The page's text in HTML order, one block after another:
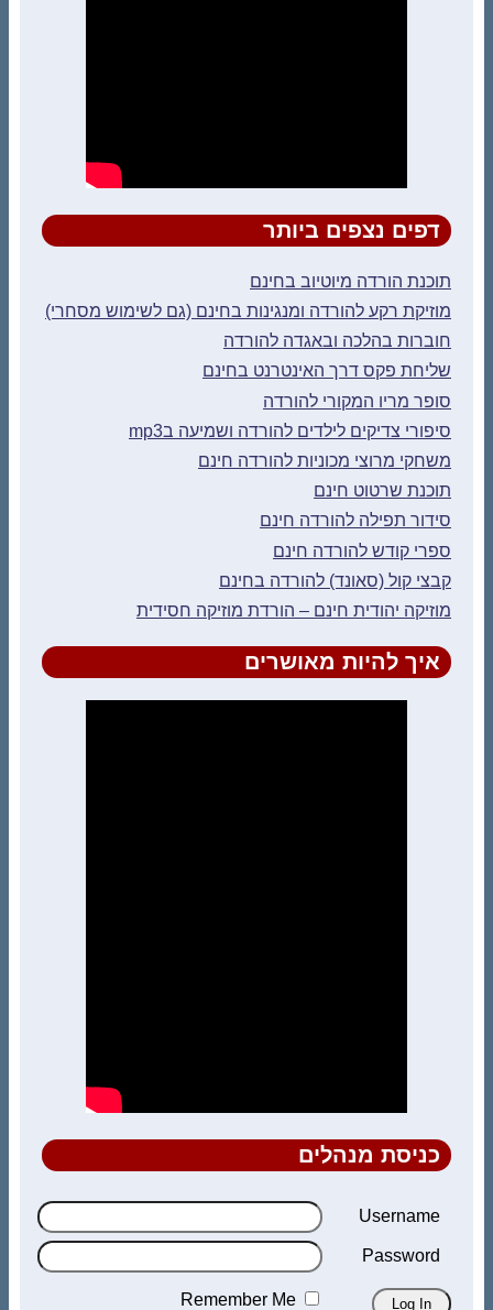
דפים נצפים ביותר
תוכנת הורדה מיוטיוב בחינם
מוזיקת רקע להורדה ומנגינות בחינם (גם לשימוש מסחרי)
חוברות בהלכה ובאגדה להורדה
שליחת פקס דרך האינטרנט בחינם
סופר מריו המקורי להורדה
סיפורי צדיקים לילדים להורדה ושמיעה בmp3
משחקי מרוצי מכוניות להורדה חינם
תוכנת שרטוט חינם
סידור תפילה להורדה חינם
ספרי קודש להורדה חינם
קבצי קול (סאונד) להורדה בחינם
מוזיקה יהודית חינם – הורדת מוזיקה חסידית
איך להיות מאושרים
כניסת מנהלים
Username
Password
Remember Me